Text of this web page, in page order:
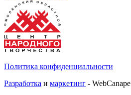
Политика конфиденциальности
Разработка и маркетинг - WebCanape